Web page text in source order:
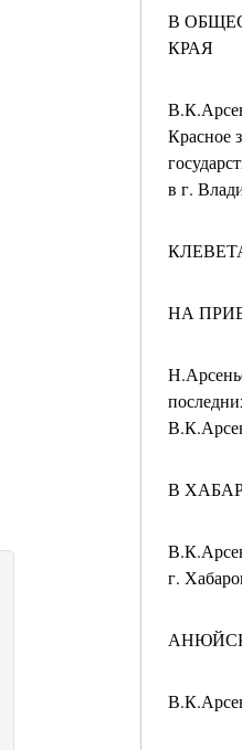
В
КРАЯ
Красное
в г.
НА
В
г.